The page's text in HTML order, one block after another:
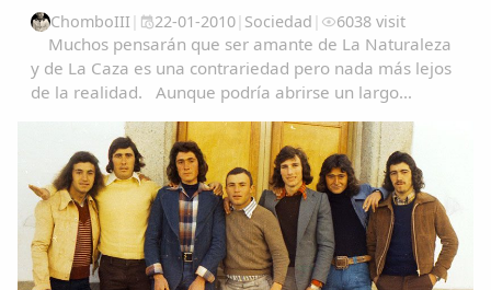
ChomboIII | 22-01-2010| Sociedad | 6038 visit
Muchos pensarán que ser amante de La Naturaleza
y de La Caza es una contrariedad pero nada más lejos
de la realidad. Aunque podría abrirse un largo
debate, por ahora, será en otro momento....